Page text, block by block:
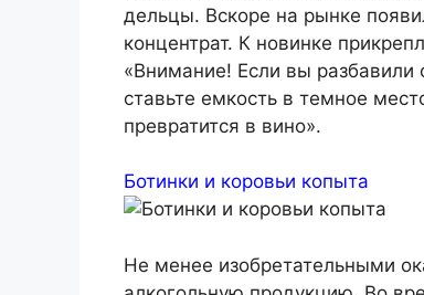
дельцы. Вскоре на рынке
концентрат. К новинке
«Внимание! Если вы
ставьте емкость в темное
превратится в вино».
Ботинки и коровьи копыта
Не менее изобретательными